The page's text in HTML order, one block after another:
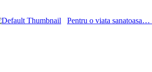
Pentru o viata